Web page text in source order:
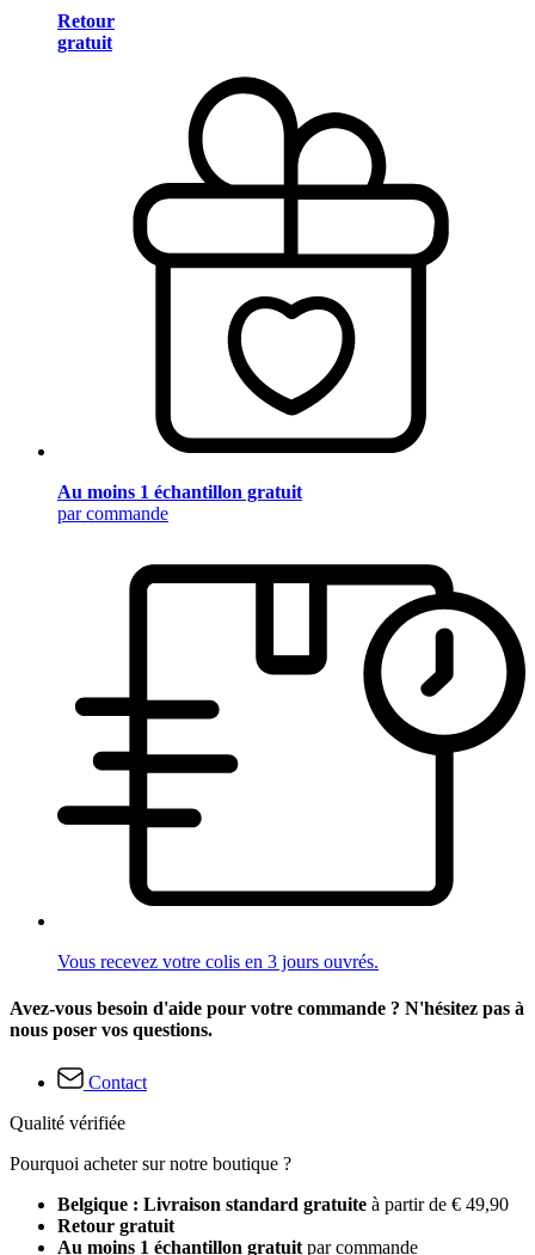
Retour
gratuit
Au moins 1 échantillon gratuit
par commande
Vous recevez votre colis en 3 jours ouvrés.
Avez-vous besoin d'aide pour votre commande ? N'hésitez pas à
nous poser vos questions.
Contact
Qualité vérifiée
Pourquoi acheter sur notre boutique ?
Belgique : Livraison standard gratuite à partir de € 49,90
Retour gratuit
Au moins 1 échantillon gratuit par commande